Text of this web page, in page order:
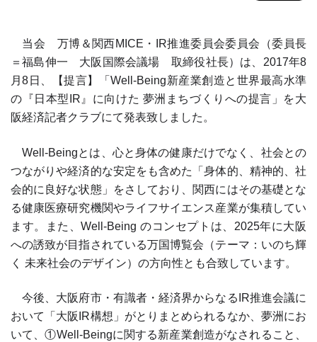
当会 万博＆関西MICE ・ IR推進委員会委員会（委員長
＝福島伸一 大阪国際会議場 取締役社長）は、 2017年8
月8 日、【提言】「Well-Being新産業創造と世界最高水準
の『日本型 IR 』に向けた 夢洲まちづくりへの提言」を大
阪経済記者クラブにて発表致しました。
Well-Beingとは、心と身体の健康だけでなく、社会との
つながりや経済的な安定をも含めた「身体的、精神的、社
会的に良好な状態」をさしており、関西にはその基礎とな
る健康医療研究機関やライフサイエンス産業が集積してい
ます。また、Well-Beingのコンセプトは、 2025年に大阪
への誘致が目指されている万国博覧会（テーマ：いのち輝
く 未来社会のデザイン）の方向性とも合致しています。
今後、大阪府市・有識者・経済界からなる IR推進会議に
おいて「大阪 IR構想」がとりまとめられるなか、夢洲にお
いて、①Well-Beingに関する新産業創造がなされること、